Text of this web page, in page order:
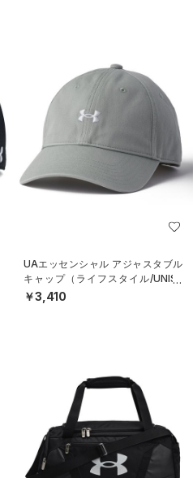
UAエッセンシャル アジャスタブル
キャップ（ライフスタイル/UNISE
X）
￥3,410